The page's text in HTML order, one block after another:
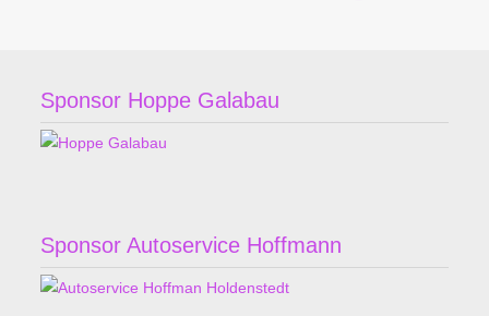
Sponsor Hoppe Galabau
Sponsor Autoservice Hoffmann